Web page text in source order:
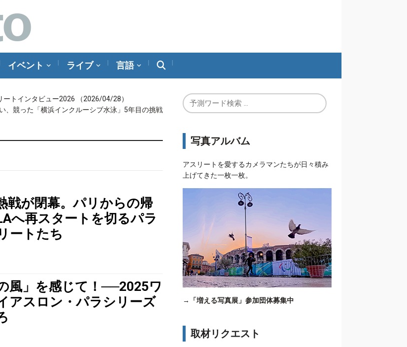
イベント ライブ 言語
ートインタビュー2026
（2026/04/28）
競った「横浜インクルーシブ水泳」5年目の挑戦
戦が閉幕。パリからの帰
へ再スタートを切るパラ
ートたち
風」を感じて！──2025ワ
アスロン・パラシリーズ
写真アルバム
アスリートを愛するカメラマンたちが日々積み
上げてきた一枚一枚。
→ 「増える写真展」参加団体募集中
取材リクエスト